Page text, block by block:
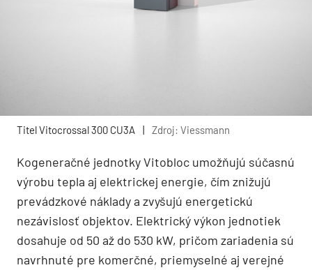
Titel Vitocrossal 300 CU3A | Zdroj: Viessmann
Kogeneračné jednotky Vitobloc umožňujú súčasnú
výrobu tepla aj elektrickej energie, čím znižujú
prevádzkové náklady a zvyšujú energetickú
nezávislosť objektov. Elektrický výkon jednotiek
dosahuje od 50 až do 530 kW, pričom zariadenia sú
navrhnuté pre komerčné, priemyselné aj verejné